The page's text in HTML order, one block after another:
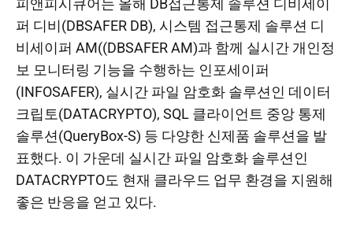
피앤피시큐어는 올해 DB접근통제 솔루션 디비세이
퍼 디비(DBSAFER DB), 시스템 접근통제 솔루션 디
비세이퍼 AM((DBSAFER AM)과 함께 실시간 개인정
보 모니터링 기능을 수행하는 인포세이퍼
(INFOSAFER), 실시간 파일 암호화 솔루션인 데이터
크립토(DATACRYPTO), SQL 클라이언트 중앙 통제
솔루션(QueryBox-S) 등 다양한 신제품 솔루션을 발
표했다. 이 가운데 실시간 파일 암호화 솔루션인
DATACRYPTO도 현재 클라우드 업무 환경을 지원해
좋은 반응을 얻고 있다.